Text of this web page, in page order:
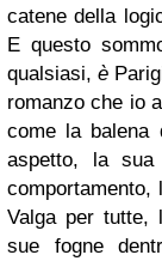
catene della
E questo
qualsiasi,è
romanzo che io
come la balena
aspetto, la
Valga per tutte,
sue fogne